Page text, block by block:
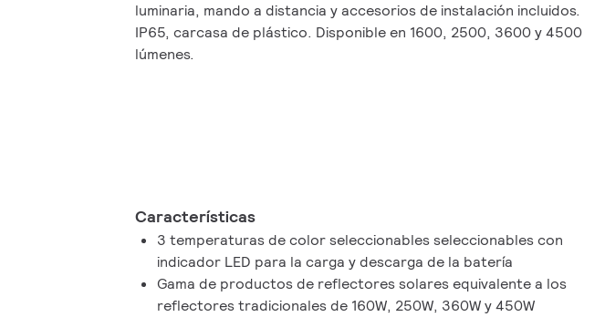
luminaria, mando a distancia y accesorios de instalación incluidos.
IP65, carcasa de plástico. Disponible en 1600, 2500, 3600 y 4500
lúmenes.
Características
3 temperaturas de color seleccionables seleccionables con
indicador LED para la carga y descarga de la batería
Gama de productos de reflectores solares equivalente a los
reflectores tradicionales de 160W, 250W, 360W y 450W